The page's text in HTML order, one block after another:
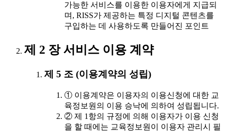
가능한 서비스를 이용한 이용자에게 지급되
며, RISS가 제공하는 특정 디지털 콘텐츠를
구입하는 데 사용하도록 만들어진 포인트
제 2 장 서비스 이용 계약
제 5 조 (이용계약의 성립)
① 이용계약은 이용자의 이용신청에 대한 교
육정보원의 이용 승낙에 의하여 성립됩니다.
② 제 1항의 규정에 의해 이용자가 이용 신청
을 할 때에는 교육정보원이 이용자 관리시 필